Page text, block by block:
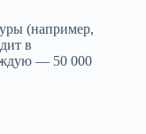
(например,
в
— 50 000